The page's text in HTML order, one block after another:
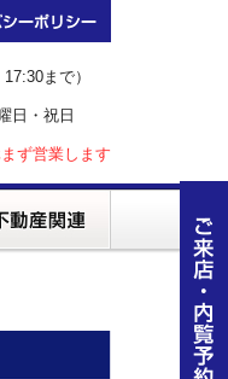
まで）
日・祝日
ず営業します